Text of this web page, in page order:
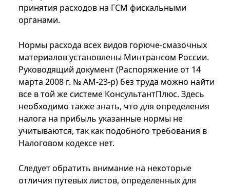
принятия расходов на ГСМ фискальными
органами.
Нормы расхода всех видов горюче-смазочных
материалов установлены Минтрансом России.
Руководящий документ (Распоряжение от 14
марта 2008 г. № АМ-23-р) без труда можно найти
все в той же системе КонсультантПлюс. Здесь
необходимо также знать, что для определения
налога на прибыль указанные нормы не
учитываются, так как подобного требования в
Налоговом кодексе нет.
Следует обратить внимание на некоторые
отличия путевых листов, определенных для